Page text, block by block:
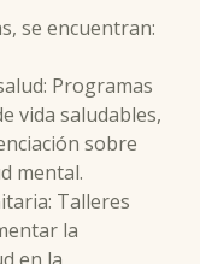
se encuentran:
Programas
vida saludables,
sobre
mental.
Talleres
la